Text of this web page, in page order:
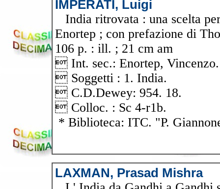
IMPERATI, Luigi
India ritrovata : una scelta
Enortep ; con prefazione di
106 p. : ill. ; 21 cm am
 Int. sec.: Enortep, Vincenzo.
 Soggetti : 1. India.
 C.D.Dewey: 954. 18.
 Colloc. : Sc 4-r1b.
* Biblioteca: ITC. "P.
LAXMAN, Prasad Mishra